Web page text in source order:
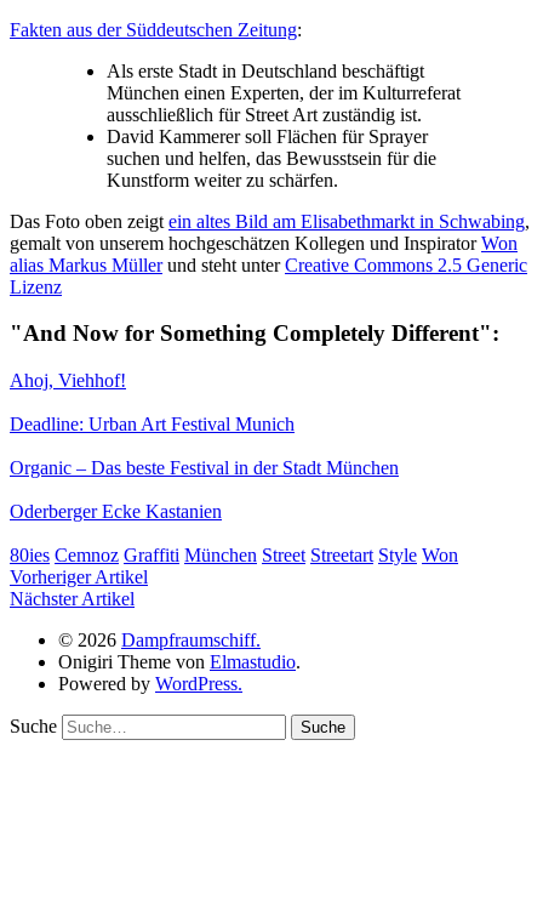
Fakten aus der Süddeutschen Zeitung:
Als erste Stadt in Deutschland beschäftigt
München einen Experten, der im Kulturreferat
ausschließlich für Street Art zuständig ist.
David Kammerer soll Flächen für Sprayer
suchen und helfen, das Bewusstsein für die
Kunstform weiter zu schärfen.
Das Foto oben zeigt ein altes Bild am Elisabethmarkt in Schwabing,
gemalt von unserem hochgeschätzen Kollegen und InspiratorWon
alias Markus Müllerund steht unterCreative Commons 2.5 Generic
Lizenz
"And Now for Something Completely Different":
Ahoj, Viehhof!
Deadline: Urban Art Festival Munich
Organic – Das beste Festival in der Stadt München
Oderberger Ecke Kastanien
80ies Cemnoz Graffiti München Street Streetart Style Won
Vorheriger Artikel
Nächster Artikel
© 2026 Dampfraumschiff.
Onigiri Theme von Elmastudio.
Powered by WordPress.
Suche